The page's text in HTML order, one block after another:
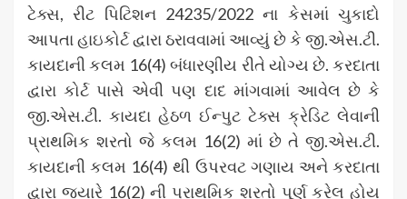
ટેક્સ, રીટ પિટિશન 24235/2022 ના કેસમાં ચુકાદો
આપતા હાઇકોર્ટ દ્વારા ઠરાવવામાં આવ્યું છે કે જી.એસ.ટી.
કાયદાની કલમ 16(4) બંધારણીય રીતે યોગ્ય છે. કરદાતા
દ્વારા કોર્ટ પાસે એવી પણ દાદ માંગવામાં આવેલ છે કે
જી.એસ.ટી. કાયદા હેઠળ ઈન્પુટ ટેક્સ ક્રેડિટ લેવાની
પ્રાથમિક શરતો જે કલમ 16(2) માં છે તે જી.એસ.ટી.
કાયદાની કલમ 16(4) થી ઉપરવટ ગણાય અને કરદાતા
દ્વારા જ્યારે 16(2) ની પ્રાથમિક શરતો પૂર્ણ કરેલ હોય